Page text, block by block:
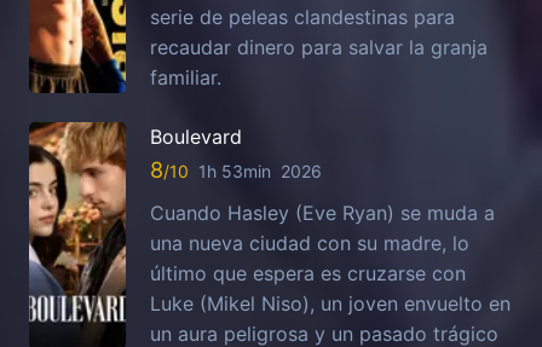
serie de peleas clandestinas para
recaudar dinero para salvar la granja
familiar.
Boulevard
8 1h 53min 2026
Cuando Hasley (Eve Ryan) se muda a
una nueva ciudad con su madre, lo
último que espera es cruzarse con
Luke (Mikel Niso), un joven envuelto en
un aura peligrosa y un pasado trágico